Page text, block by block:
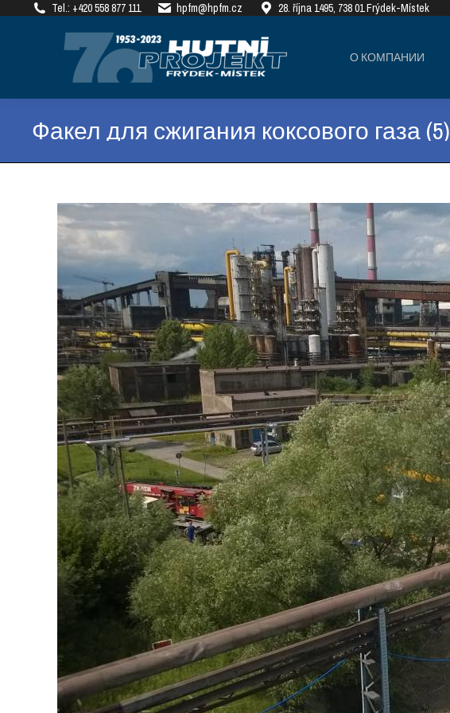
Tel.: +420 558 877 111 hpfm@hpfm.cz 28. října 1495, 738 01 Frýdek-Místek
О КОМПАНИИ
Факел для сжигания коксового газа (5)